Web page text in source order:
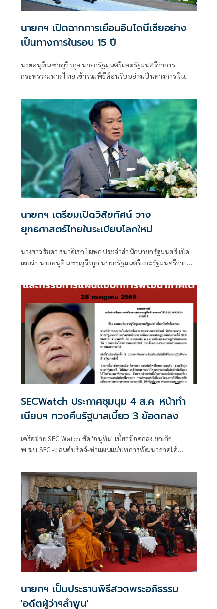
นายกฯ เปิดฉากการเยือนอินโดนีเซียอย่าง
เป็นทางการในรอบ 15 ปี
นายอนุทิน ชาญวีรกูล นายกรัฐมนตรีและรัฐมนตรีว่าการ
กระทรวงมหาดไทย เข้าร่วมพิธีต้อนรับอย่างเป็นทางการ ใน
นายกฯ เตรียมเปิดวิสัยทัศน์ วาง
ยุทธศาสตร์ไทยในระเบียบโลกใหม่
นางสาวรัชดา ธนาดิเรก โฆษกประจำสำนักนายกรัฐมนตรี เปิด
เผยว่า นายอนุทิน ชาญวีรกูล นายกรัฐมนตรีและรัฐมนตรีว่าการ
INTANIA Forum: SURVIVING UNDER THE NEW WORLD
ORDER ฝ่าวิกฤติ รับมือระเบียบโลกใหม่
SECWatch ประกาศชุมนุม 4 ส.ค. หน้าทำ
เนียบฯ ทวงคืนรัฐบาลเบี้ยว 3 ข้อตกลง
เครือข่าย SEC Watch ซัด 'อนุทิน' เบี้ยวข้อตกลง ยกเลิก
พ.ร.บ.SEC -แลนด์บริดจ์-ทำแผนแม่บทการพัฒนาภาคใต้
ข้อ
นายกฯ เป็นประธานพิธีสวดพระอภิธรรม
'อดีตผู้ว่าฯลำพูน'